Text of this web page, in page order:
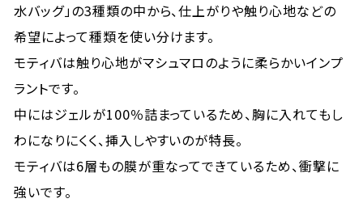
水バッグ」の3種類の中から、仕上がりや触り心地などの
希望によって種類を使い分けます。
モティバは触り心地がマシュマロのように柔らかいインプ
ラントです。
中にはジェルが100％詰まっているため、胸に入れてもし
わになりにくく、挿入しやすいのが特長。
モティバは6層もの膜が重なってできているため、衝撃に
強いです。